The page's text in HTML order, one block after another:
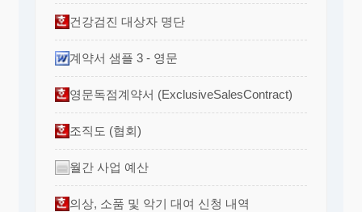
건강검진 대상자 명단
계약서 샘플 3 - 영문
영문독점계약서 (ExclusiveSalesContract)
조직도 (협회)
월간 사업 예산
의상, 소품 및 악기 대여 신청 내역